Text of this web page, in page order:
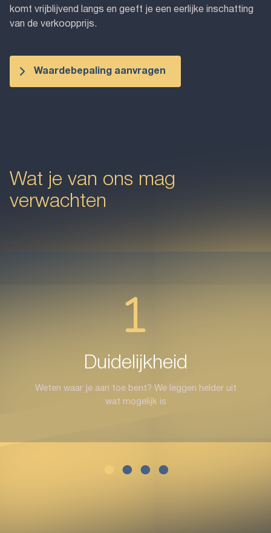
komt vrijblijvend langs en geeft je een eerlijke inschatting
van de verkoopprijs.
Waardebepaling aanvragen
Wat je van ons mag
verwachten
Duidelijkheid
Weten waar je aan toe bent? We leggen helder uit
wat mogelijk is